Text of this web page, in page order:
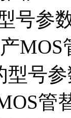
号参
MOS
型号
管